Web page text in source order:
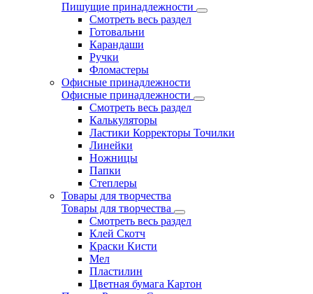
Пишущие принадлежности
Смотреть весь раздел
Готовальни
Карандаши
Ручки
Фломастеры
Офисные принадлежности
Офисные принадлежности
Смотреть весь раздел
Калькуляторы
Ластики Корректоры Точилки
Линейки
Ножницы
Папки
Степлеры
Товары для творчества
Товары для творчества
Смотреть весь раздел
Клей Скотч
Краски Кисти
Мел
Пластилин
Цветная бумага Картон